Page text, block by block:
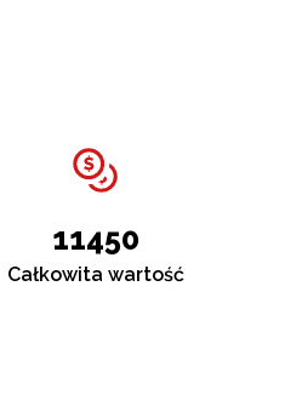
11450
Całkowita wartość